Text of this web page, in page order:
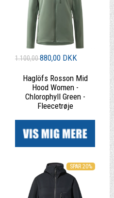
1.100,00880,00 DKK
Haglöfs Rosson Mid
Hood Women -
Chlorophyll Green -
Fleecetrøje
SPAR 20%